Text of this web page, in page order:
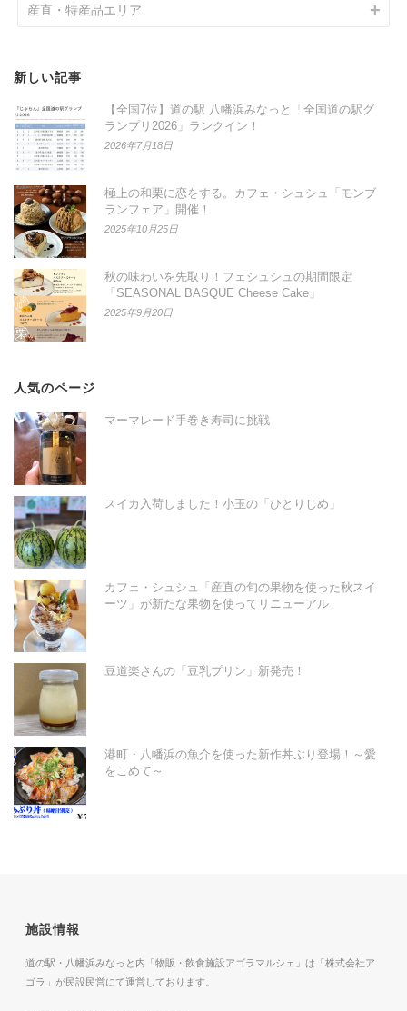
産直・特産品エリア
新しい記事
【全国7位】道の駅 八幡浜みなっと「全国道の駅グ
ランプリ2026」ランクイン！
2026年7月18日
極上の和栗に恋をする。カフェ・シュシュ「モンブ
ランフェア」開催！
2025年10月25日
秋の味わいを先取り！フェシュシュの期間限定
「SEASONAL BASQUE Cheese Cake」
2025年9月20日
人気のページ
マーマレード手巻き寿司に挑戦
スイカ入荷しました！小玉の「ひとりじめ」
カフェ・シュシュ「産直の旬の果物を使った秋スイ
ーツ」が新たな果物を使ってリニューアル
豆道楽さんの「豆乳プリン」新発売！
港町・八幡浜の魚介を使った新作丼ぶり登場！～愛
をこめて～
施設情報
道の駅・八幡浜みなっと内「物販・飲食施設アゴラマルシェ」は「株式会社ア
ゴラ」が民設民営にて運営しております。